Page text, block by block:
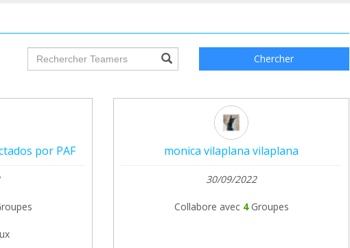
adelante decidir si volvemos con más fuerza para apoyar a
necesite.
y feliz día!
groupProfile.searchForm.search.text??? Chercher
por PAF monica vilaplana vilaplana
30/09/2022
Collabore avec 4 Groupes